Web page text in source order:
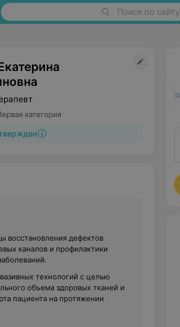
Поиск по сайту
категория
восстановления дефектов
каналов и профилактики
технологий с целью
объема здоровых тканей и
пациента на протяжении